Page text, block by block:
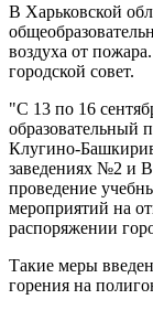
В Харьковской
воздуха от
городской совет.
"С 13 по 16
образовательный
Клугино-
заведениях №2 и
проведение
мероприятий на
распоряжении
Такие меры
горения на